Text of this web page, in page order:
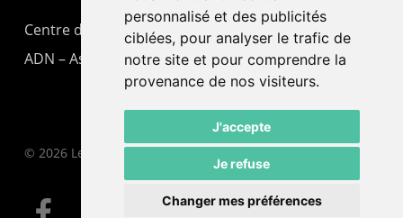
personnalisé et des publicités
ciblées, pour analyser le trafic de
notre site et pour comprendre la
provenance de nos visiteurs.
J'accepte
Je refuse
Changer mes préférences
Centre de culture ABC
ADN – Association Danse Neuchâtel
© 2026 Le Pommier.
facebook email